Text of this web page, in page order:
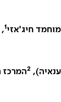
חיג'אזי1
,
2המרכז